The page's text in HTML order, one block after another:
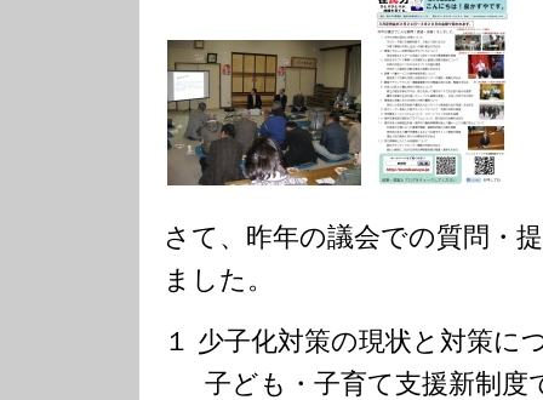
さて、昨年の議会での質問・
ました。
１ 少子化対策の現状と対策に
子ども・子育て支援新制度